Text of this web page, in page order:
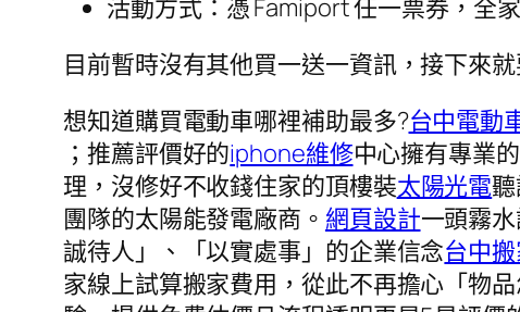
活動方式：憑 Famiport 任一票券，全
目前暫時沒有其他買一送一資訊，接下來
想知道購買電動車哪裡補助最多?台中電動
；推薦評價好的iphone維修中心擁有專業
理，沒修好不收錢住家的頂樓裝太陽光電
團隊的太陽能發電廠商。 網頁設計一頭霧
誠待人」、「以實處事」的企業信念台中
家線上試算搬家費用，從此不再擔心「物